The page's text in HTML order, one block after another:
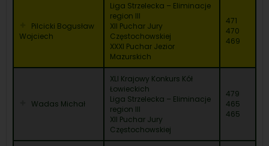
Pilcicki Bogusław
Wojciech
Liga Strzelecka – Eliminacje
region III
XII Puchar Jury
Częstochowskiej
XXXI Puchar Jezior
Mazurskich
471
470
469
Wadas Michał
XLI Krajowy Konkurs Kół
Łowieckich
Liga Strzelecka – Eliminacje
region III
XII Puchar Jury
Częstochowskiej
479
465
465